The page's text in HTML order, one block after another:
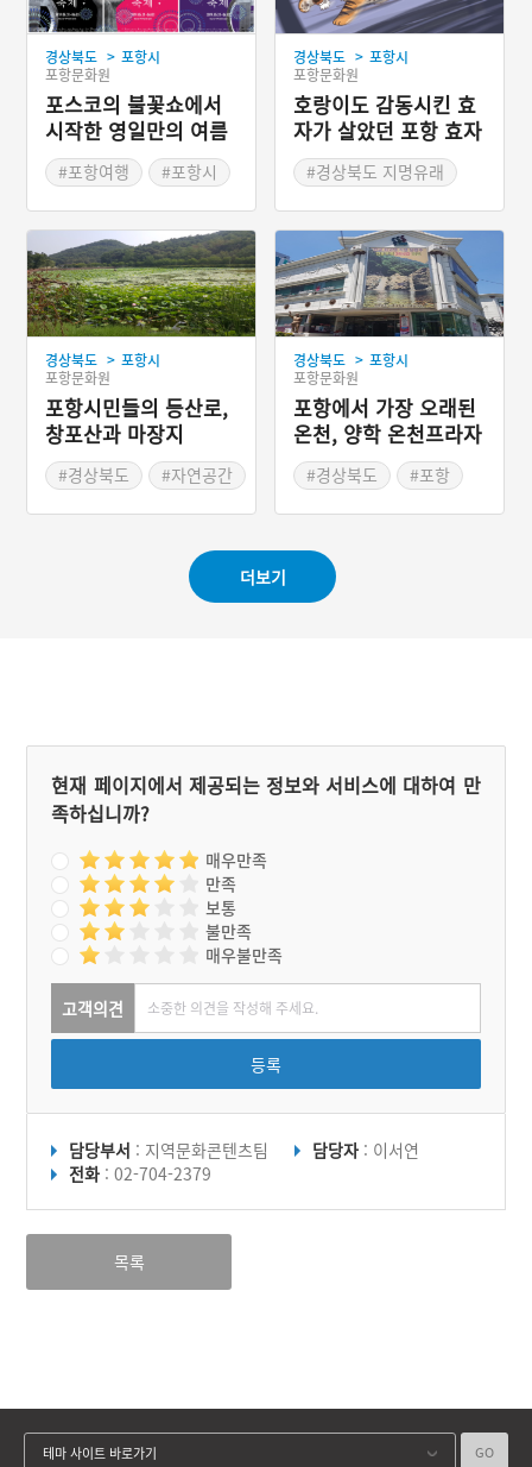
경상북도 > 포항시
포항문화원
포스코의 불꽃쇼에서
시작한 영일만의 여름
축제 '포항국제불빛축
제'#포항여행
#포항시
#불빛축제
#경상북도 축제
경상북도 > 포항시
포항문화원
호랑이도 감동시킨 효
자가 살았던 포항 효자
동#경상북도 지명유래
경상북도 > 포항시
포항문화원
포항시민들의 등산로,
창포산과 마장지
#경상북도
#자연공간
경상북도 > 포항시
포항문화원
포항에서 가장 오래된
온천, 양학 온천프라자
#경상북도
#포항
더보기
현재 페이지에서 제공되는 정보와 서비스에 대하여 만
족하십니까?
매우만족
만족
보통
불만족
매우불만족
고객의견
등록
담당부서 : 지역문화콘텐츠팀 담당자 : 이서연
전화 : 02-704-2379
목록
테마 사이트 바로가기 GO